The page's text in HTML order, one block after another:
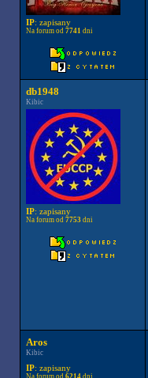
IP: zapisany
Na forum od 7741 dni
db1948
Kibic
IP: zapisany
Na forum od 7753 dni
Aros
Kibic
IP: zapisany
Na forum od 6214dni